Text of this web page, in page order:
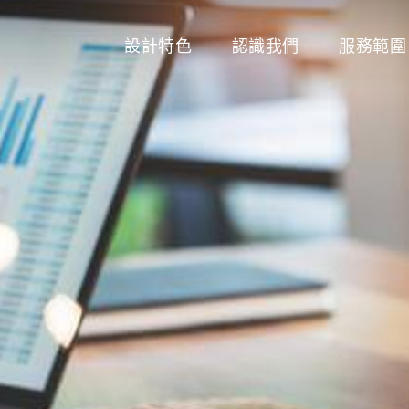
設計特色 認識我們 服務範圍